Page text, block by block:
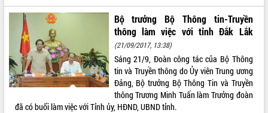
Bộ trưởng Bộ Thông tin-Truyền
thông làm việc với tỉnh Đắk Lắk
(21/09/2017, 13:38)
Sáng 21/9, Đoàn công tác của Bộ Thông
tin và Truyền thông do Ủy viên Trung ương
Đảng, Bộ trưởng Bộ Thông Tin và Truyền
thông Trương Minh Tuấn làm Trưởng đoàn
đã có buổi làm việc với Tỉnh ủy, HĐND, UBND tỉnh.